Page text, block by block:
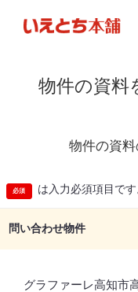
物件の資料
物件の資
は入力必須項目です
問い合わせ物件
グラファーレ高知市